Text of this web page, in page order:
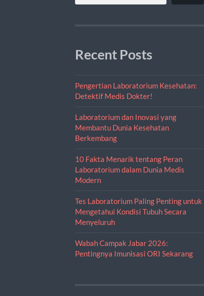
Recent Posts
Pengertian Laboratorium Kesehatan:
Detektif Medis Dokter!
Laboratorium dan Inovasi yang
Membantu Dunia Kesehatan
Berkembang
10 Fakta Menarik tentang Peran
Laboratorium dalam Dunia Medis
Modern
Tes Laboratorium Paling Penting untuk
Mengetahui Kondisi Tubuh Secara
Menyeluruh
Wabah Campak Jabar 2026:
Pentingnya Imunisasi ORI Sekarang